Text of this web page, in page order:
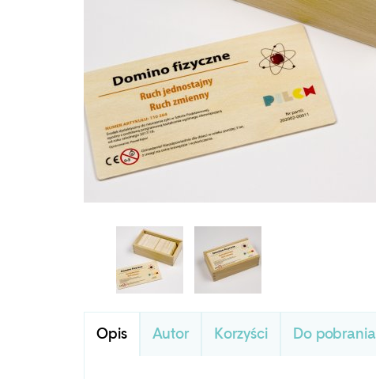
Opis Autor Korzyści Do pobrania